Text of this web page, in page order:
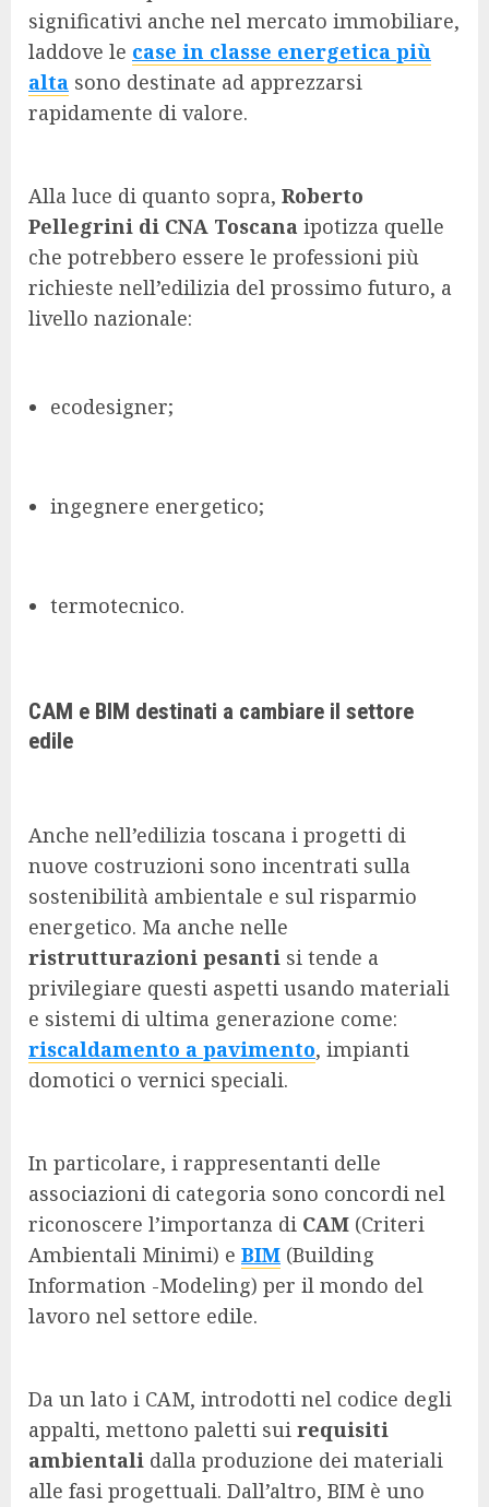
significativi anche nel mercato immobiliare,
laddove le case in classe energetica più
alta sono destinate ad apprezzarsi
rapidamente di valore.
Alla luce di quanto sopra, Roberto
Pellegrini di CNA Toscana ipotizza quelle
che potrebbero essere le professioni più
richieste nell’edilizia del prossimo futuro, a
livello nazionale:
ecodesigner;
ingegnere energetico;
termotecnico.
CAM e BIM destinati a cambiare il settore
edile
Anche nell’edilizia toscana i progetti di
nuove costruzioni sono incentrati sulla
sostenibilità ambientale e sul risparmio
energetico. Ma anche nelle
ristrutturazioni pesanti si tende a
privilegiare questi aspetti usando materiali
e sistemi di ultima generazione come:
riscaldamento a pavimento, impianti
domotici o vernici speciali.
In particolare, i rappresentanti delle
associazioni di categoria sono concordi nel
riconoscere l’importanza di CAM (Criteri
Ambientali Minimi) e BIM (Building
Information -Modeling) per il mondo del
lavoro nel settore edile.
Da un lato i CAM, introdotti nel codice degli
appalti, mettono paletti sui requisiti
ambientali dalla produzione dei materiali
alle fasi progettuali. Dall’altro, BIM è uno